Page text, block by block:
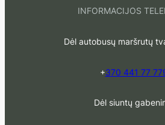
INFORMACIJOS
Dėl autobusų maršrutų
+370 441 77
Dėl siuntų